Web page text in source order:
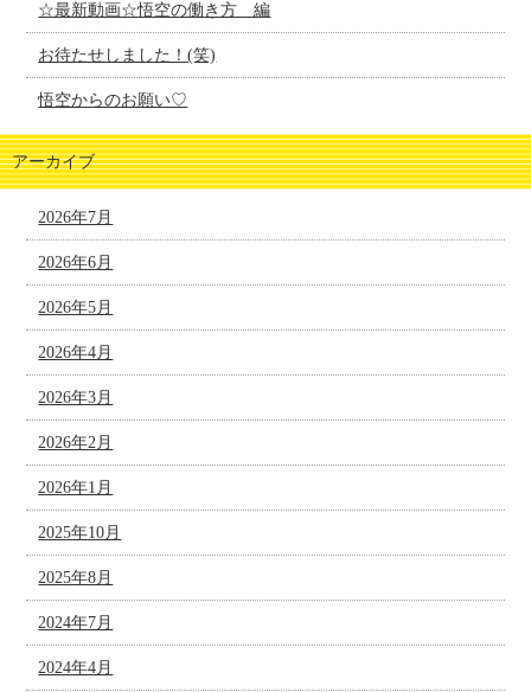
☆最新動画☆悟空の働き方 編
お待たせしました！(笑)
悟空からのお願い♡
アーカイブ
2026年7月
2026年6月
2026年5月
2026年4月
2026年3月
2026年2月
2026年1月
2025年10月
2025年8月
2024年7月
2024年4月